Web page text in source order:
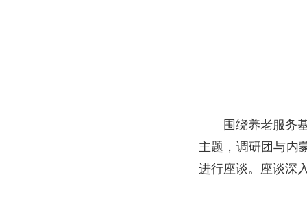
围绕养老服务
主题，调研团与内
进行座谈。座谈深